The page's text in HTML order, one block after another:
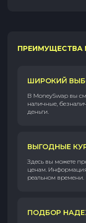
ПРЕИМУЩЕСТВА
ШИРОКИЙ
В MoneySwap вы
наличные,
деньги.
ВЫГОДНЫЕ
Здесь вы можете
ценам.
реальном времени.
ПОДБОР